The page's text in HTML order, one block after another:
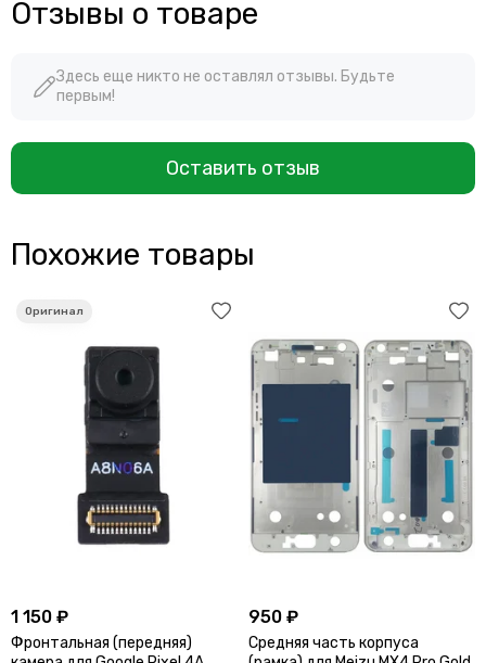
Отзывы о товаре
Здесь еще никто не оставлял отзывы. Будьте
первым!
Оставить отзыв
Похожие товары
1 150 ₽
Фронтальная (передняя)
950 ₽
Средняя часть корпуса